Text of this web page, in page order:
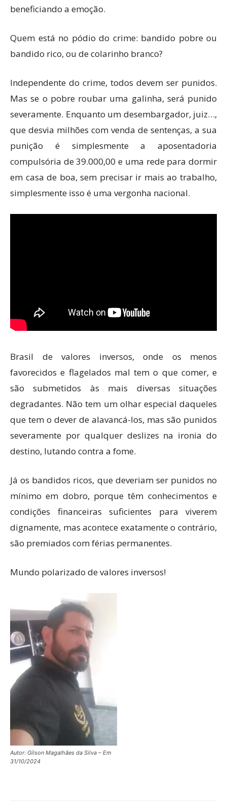
beneficiando a emoção.
Quem está no pódio do crime: bandido pobre ou
bandido rico, ou de colarinho branco?
Independente do crime, todos devem ser punidos.
Mas se o pobre roubar uma galinha, será punido
severamente. Enquanto um desembargador, juiz…,
que desvia milhões com venda de sentenças, a sua
punição é simplesmente a aposentadoria
compulsória de 39.000,00 e uma rede para dormir
em casa de boa, sem precisar ir mais ao trabalho,
simplesmente isso é uma vergonha nacional.
Brasil de valores inversos, onde os menos
favorecidos e flagelados mal tem o que comer, e
são submetidos às mais diversas situações
degradantes. Não tem um olhar especial daqueles
que tem o dever de alavancá-los, mas são punidos
severamente por qualquer deslizes na ironia do
destino, lutando contra a fome.
Já os bandidos ricos, que deveriam ser punidos no
mínimo em dobro, porque têm conhecimentos e
condições financeiras suficientes para viverem
dignamente, mas acontece exatamente o contrário,
são premiados com férias permanentes.
Mundo polarizado de valores inversos!
Autor: Gílson Magalhães da Silva – Em
31/10/2024